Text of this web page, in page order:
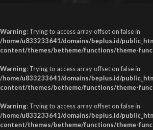
Warning: Trying to access array offset on false in
/home/u833233641/domains/beplus.id/
content/themes/betheme/functions/theme-
Warning: Trying to access array offset on false in
/home/u833233641/domains/beplus.id/
content/themes/betheme/functions/theme-
Warning: Trying to access array offset on false in
/home/u833233641/domains/beplus.id/
content/themes/betheme/functions/theme-